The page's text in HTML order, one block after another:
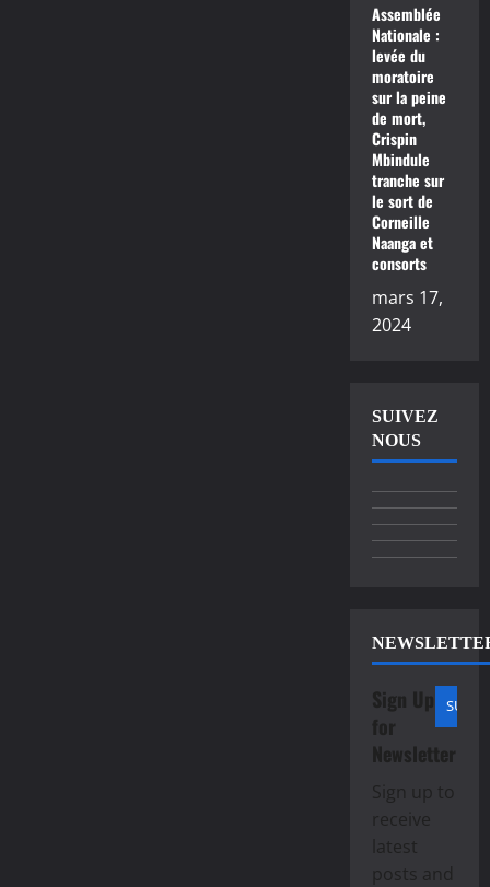
Assemblée
Nationale :
levée du
moratoire
sur la peine
de mort,
Crispin
Mbindule
tranche sur
le sort de
Corneille
Naanga et
consorts
mars 17,
2024
SUIVEZ
NOUS
Sign Up
for
Newsletter
Sign up to
receive
latest
posts and